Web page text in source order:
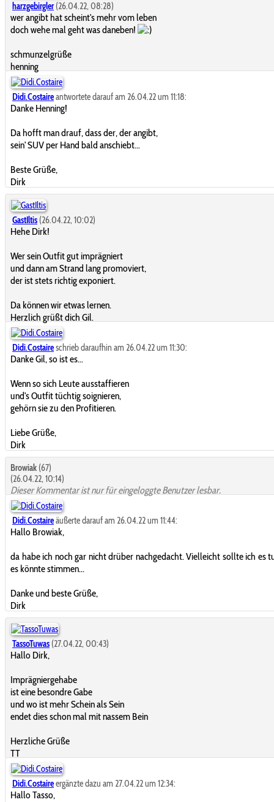
harzgebirgler(26.04.22, 08:28)
wer angibt hat scheint's mehr vom leben
doch wehe mal geht was daneben!
schmunzelgrüße
henning
Didi.Costaireantwortete darauf am 26.04.22 um 11:18:
Danke Henning!
Da hofft man drauf, dass der, der angibt,
sein' SUV per Hand bald anschiebt...
Beste Grüße,
Dirk
GastIltis (26.04.22, 10:02)
Hehe Dirk!
Wer sein Outfit gut imprägniert
und dann am Strand lang promoviert,
der ist stets richtig exponiert.
Da können wir etwas lernen.
Herzlich grüßt dich Gil.
Didi.Costaireschrieb daraufhin am 26.04.22 um 11:30:
Danke Gil, so ist es...
Wenn so sich Leute ausstaffieren
und's Outfit tüchtig soignieren,
gehörn sie zu den Profitieren.
Liebe Grüße,
Dirk
Browiak (67)
(26.04.22, 10:14)
Dieser Kommentar ist nur für eingeloggte Benutzer lesbar.
Didi.Costaireäußerte darauf am 26.04.22 um 11:44:
Hallo Browiak,
da habe ich noch gar nicht drüber nachgedacht. Vielleicht sollte ich es
es könnte stimmen...
Danke und beste Grüße,
Dirk
TassoTuwas (27.04.22, 00:43)
Hallo Dirk,
Imprägniergehabe
ist eine besondre Gabe
und wo ist mehr Schein als Sein
endet dies schon mal mit nassem Bein
Herzliche Grüße
TT
Didi.Costaireergänzte dazu am 27.04.22 um 12:34:
Hallo Tasso,